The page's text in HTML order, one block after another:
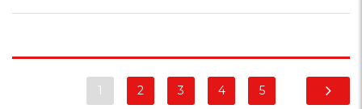
1 2 3 4 5